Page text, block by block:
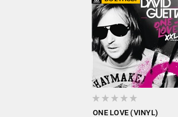
ONE LOVE (VINYL)